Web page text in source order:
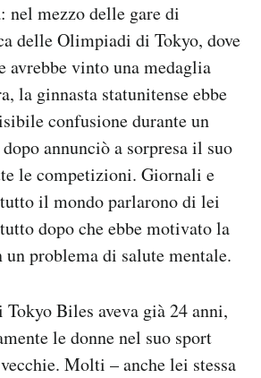
nel mezzo delle gare di
delle Olimpiadi di Tokyo, dove
avrebbe vinto una medaglia
la ginnasta statunitense ebbe
confusione durante un
annunciò a sorpresa il suo
le competizioni. Giornali e
il mondo parlarono di lei
dopo che ebbe motivato la
un problema di salute mentale.
Biles aveva già 24 anni,
le donne nel suo sport
Molti – anche lei stessa